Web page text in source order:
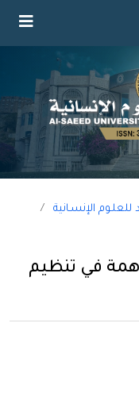
/
في تنظيم